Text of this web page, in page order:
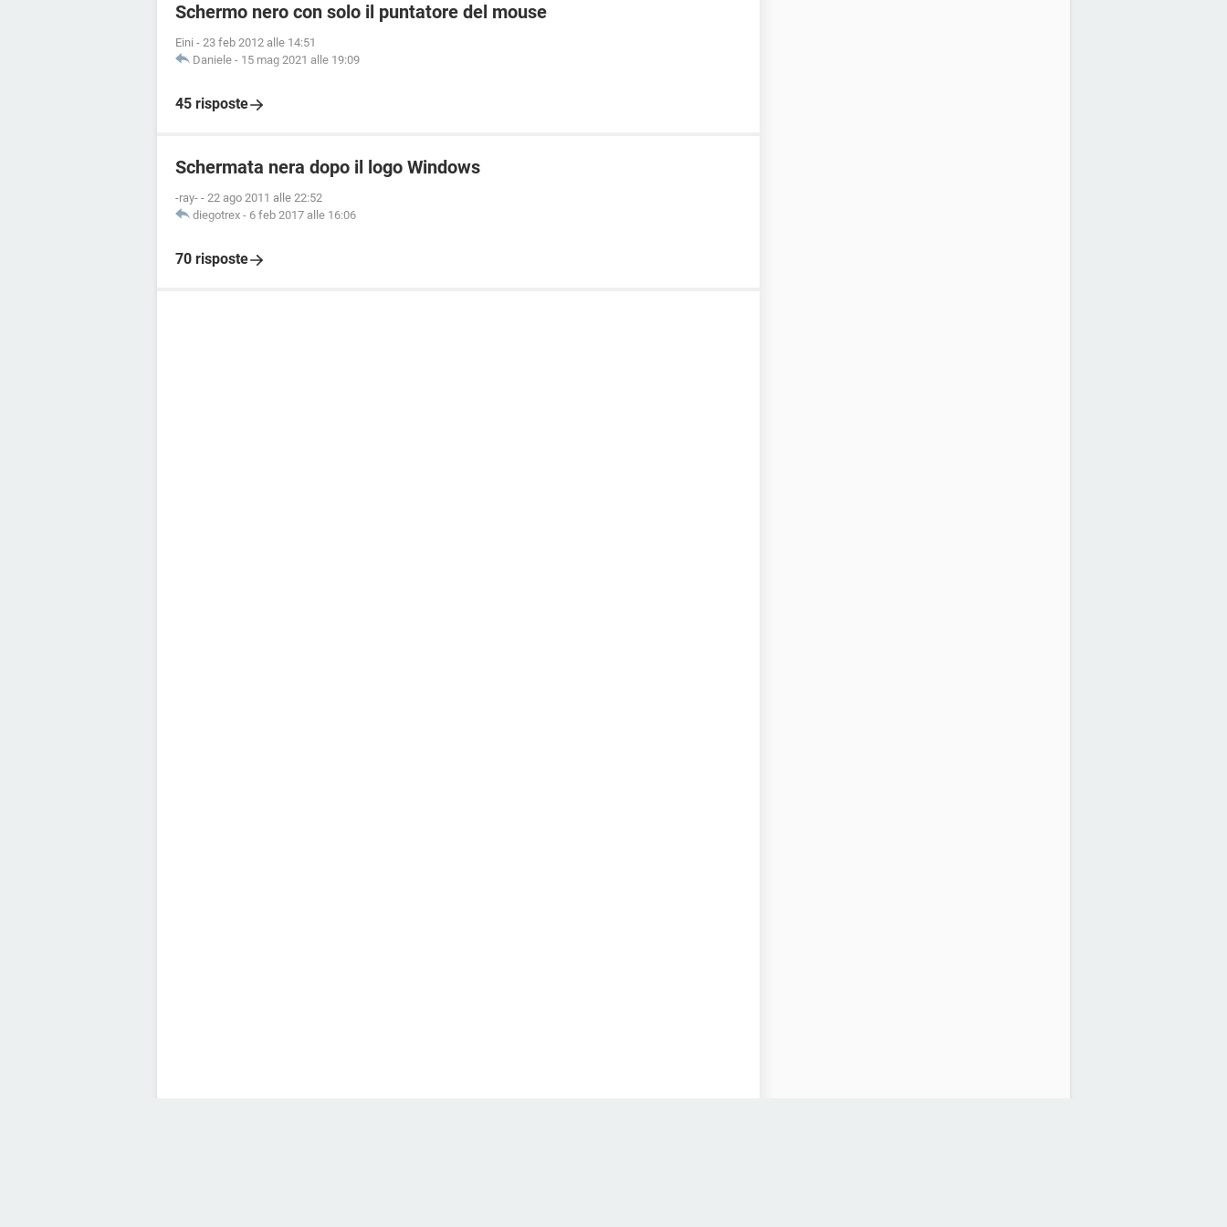
Schermo nero con solo il puntatore del mouse
Eini - 23 feb 2012 alle 14:51
Daniele - 15 mag 2021 alle 19:09
45 risposte
Schermata nera dopo il logo Windows
-ray- - 22 ago 2011 alle 22:52
diegotrex - 6 feb 2017 alle 16:06
70 risposte